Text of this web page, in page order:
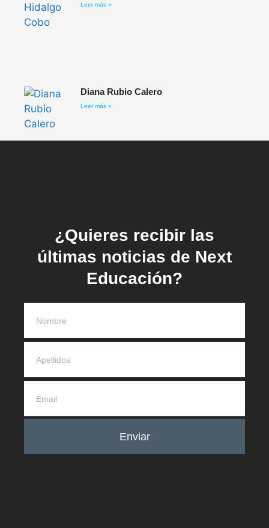
Leer más »
Diana Rubio Calero
Leer más »
¿Quieres recibir las
últimas noticias de Next
Educación?
Enviar